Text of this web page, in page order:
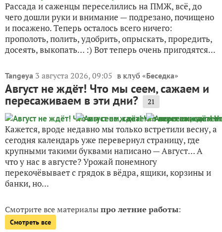
Рассада и саженцы переселились на ПМЖ, всё, до
чего дошли руки и внимание — подрезано, почищено
и посажено. Теперь осталось всего ничего:
прополоть, полить, удобрить, опрыскать, проредить,
досеять, выкопать… :) Вот теперь очень пригодятся...
Tangeya 3 августа 2026, 09:05 в клуб «Беседка»
Август не ждёт! Что мы сеем, сажаем и
пересаживаем в эти дни? 21
Кажется, вроде недавно мы только встретили весну, а
сегодня календарь уже перевернул страницу, где
крупными такими буквами написано — Август… А
что у нас в августе? Урожай понемногу
перекочёвывает с грядок в вёдра, ящики, корзины и
банки, но...
Смотрите все материалыпро летние работы:
Смотреть все